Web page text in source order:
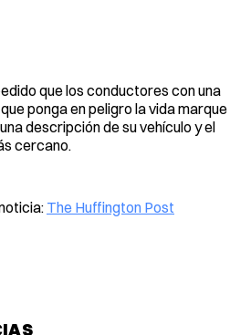
que los conductores con una
ponga en peligro la vida marque
descripción de su vehículo y el
cercano.
The Huffington Post